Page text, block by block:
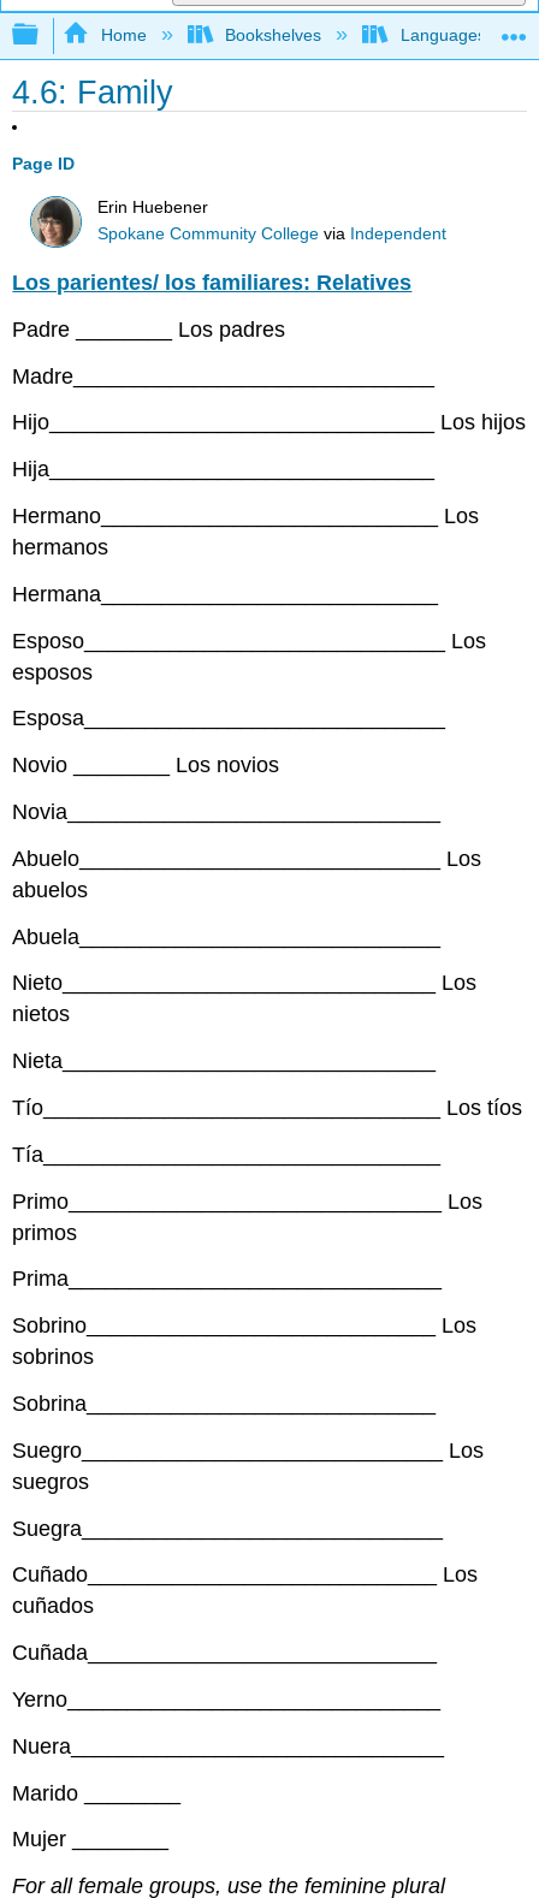
Expand/collapse global hierarchy
Home Bookshelves Languages
4.6: Family
Page ID
Erin Huebener
Spokane Community College via Independent
Los parientes/ los familiares: Relatives
Padre
Los padres
Madre______________________________
Hijo________________________________ Los hijos
Hija________________________________
Hermano____________________________ Los
hermanos
Hermana____________________________
Esposo______________________________ Los
esposos
Esposa______________________________
Novio
Los novios
Novia_______________________________
Abuelo______________________________ Los
abuelos
Abuela______________________________
Nieto_______________________________ Los
nietos
Nieta_______________________________
Tío_________________________________ Los tíos
Tía_________________________________
Primo_______________________________ Los
primos
Prima_______________________________
Sobrino_____________________________ Los
sobrinos
Sobrina_____________________________
Suegro______________________________ Los
suegros
Suegra______________________________
Cuñado_____________________________ Los
cuñados
Cuñada_____________________________
Yerno_______________________________
Nuera_______________________________
Marido
Mujer
For all female groups, use the feminine plural